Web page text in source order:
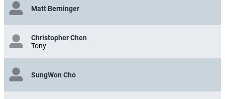
Matt Berninger
Christopher Chen
Tony
SungWon Cho